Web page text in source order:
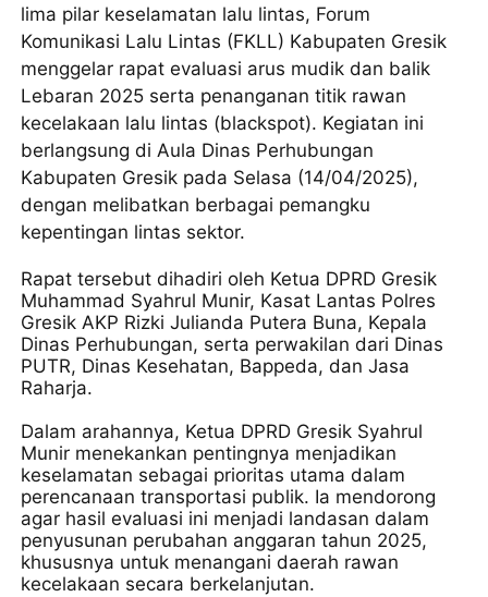
lima pilar keselamatan lalu lintas, Forum
Komunikasi Lalu Lintas (FKLL) Kabupaten Gresik
menggelar rapat evaluasi arus mudik dan balik
Lebaran 2025 serta penanganan titik rawan
kecelakaan lalu lintas (blackspot). Kegiatan ini
berlangsung di Aula Dinas Perhubungan
Kabupaten Gresik pada Selasa (14/04/2025),
dengan melibatkan berbagai pemangku
kepentingan lintas sektor.
Rapat tersebut dihadiri oleh Ketua DPRD Gresik
Muhammad Syahrul Munir, Kasat Lantas Polres
Gresik AKP Rizki Julianda Putera Buna, Kepala
Dinas Perhubungan, serta perwakilan dari Dinas
PUTR, Dinas Kesehatan, Bappeda, dan Jasa
Raharja.
Dalam arahannya, Ketua DPRD Gresik Syahrul
Munir menekankan pentingnya menjadikan
keselamatan sebagai prioritas utama dalam
perencanaan transportasi publik. Ia mendorong
agar hasil evaluasi ini menjadi landasan dalam
penyusunan perubahan anggaran tahun 2025,
khususnya untuk menangani daerah rawan
kecelakaan secara berkelanjutan.